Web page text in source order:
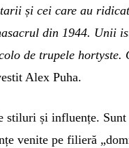
și cei care au ridicat
din 1944. Unii
de trupele hortyste.
Alex Puha.
stiluri și influențe. Sunt
venite pe filieră